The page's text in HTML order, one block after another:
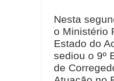
Nesta
o Ministério
Estado do
sediou o 9º
de